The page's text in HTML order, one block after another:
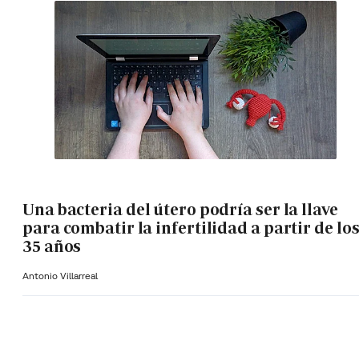
Una bacteria del útero podría ser la llave
para combatir la infertilidad a partir de los
35 años
Antonio Villarreal